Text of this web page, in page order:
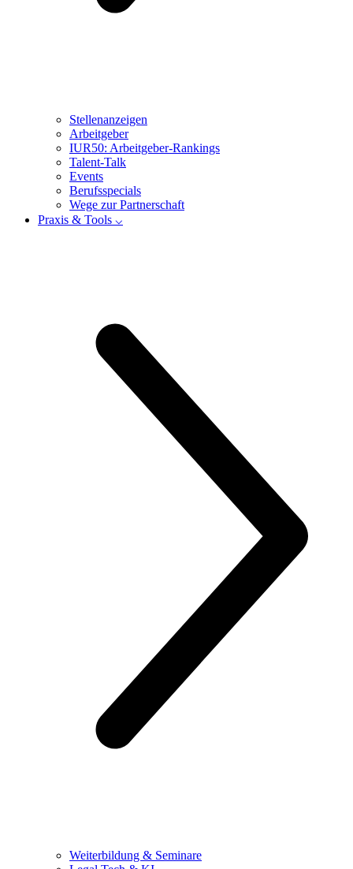
Stellenanzeigen
Arbeitgeber
IUR50: Arbeitgeber-Rankings
Talent-Talk
Events
Berufsspecials
Wege zur Partnerschaft
Praxis & Tools ⌵
Weiterbildung & Seminare